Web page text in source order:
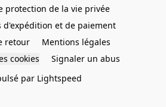
protection de la vie privée
et de paiement
retour
Mentions légales
cookies
Signaler un abus
par Lightspeed